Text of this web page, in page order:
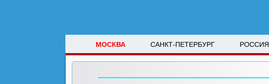
МОСКВА САНКТ-ПЕТЕРБУРГ РОССИЯ